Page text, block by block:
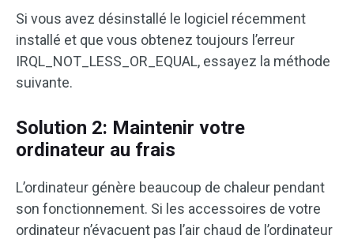
Si vous avez désinstallé le logiciel récemment
installé et que vous obtenez toujours l’erreur
IRQL_NOT_LESS_OR_EQUAL, essayez la méthode
suivante.
Solution 2: Maintenir votre
ordinateur au frais
L’ordinateur génère beaucoup de chaleur pendant
son fonctionnement. Si les accessoires de votre
ordinateur n’évacuent pas l’air chaud de l’ordinateur